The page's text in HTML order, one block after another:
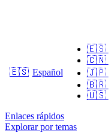
🇪🇸 Español
🇪🇸
🇨🇳
🇯🇵
🇧🇷
🇺🇸
Enlaces rápidos
Explorar por temas